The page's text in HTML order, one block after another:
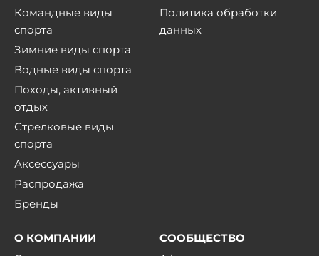
Командные виды
спорта
Зимние виды спорта
Водные виды спорта
Походы, активный
отдых
Стрелковые виды
спорта
Аксессуары
Распродажа
Бренды
Политика обработки
данных
О КОМПАНИИ
СООБЩЕСТВО